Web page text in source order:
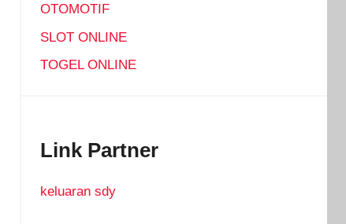
OTOMOTIF
SLOT ONLINE
TOGEL ONLINE
Link Partner
keluaran sdy